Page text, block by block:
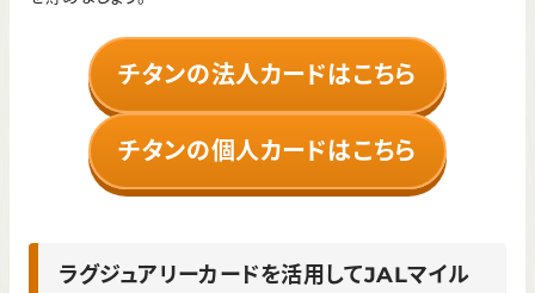
チタンの法人カードはこちら
チタンの個人カードはこちら
ラグジュアリーカードを活用してJALマイル